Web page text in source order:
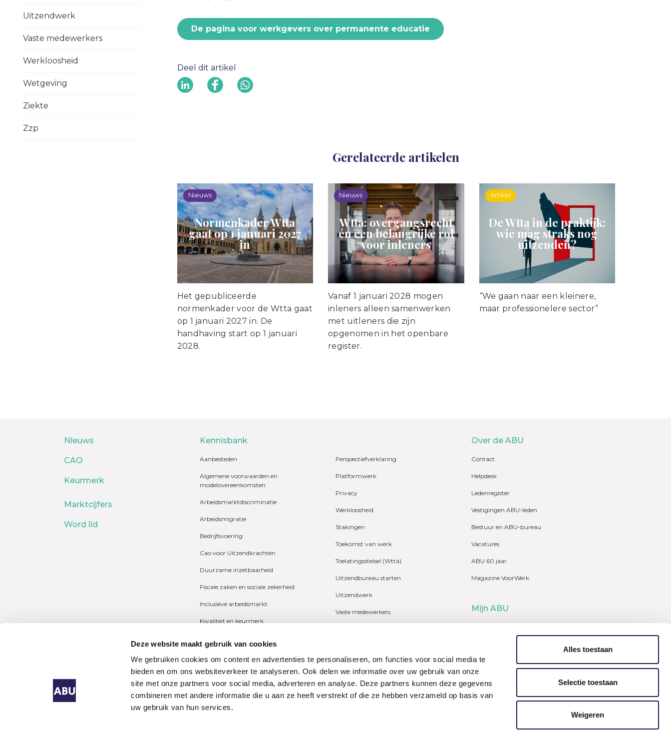
Deze website maakt gebruik van cookies
We gebruiken cookies om content en advertenties te personaliseren, om functies voor social media te
bieden en om ons websiteverkeer te analyseren. Ook delen we informatie over uw gebruik van onze
site met onze partners voor social media, adverteren en analyse. Deze partners kunnen deze gegevens
combineren met andere informatie die u aan ze heeft verstrekt of die ze hebben verzameld op basis van
uw gebruik van hun services.
Alles toestaan
Selectie toestaan
Weigeren
Uitzendwerk
Vaste medewerkers
Werkloosheid
Wetgeving
Ziekte
Zzp
De pagina voor werkgevers over permanente educatie
Deel dit artikel
Gerelateerde artikelen
Nieuws
Normenkader Wtta
gaat op 1 januari 2027
in
Het gepubliceerde
normenkader voor de Wtta gaat
op 1 januari 2027 in. De
handhaving start op 1 januari
2028.
Nieuws
Wtta: overgangsrecht
én een belangrijke rol
voor inleners
Vanaf 1 januari 2028 mogen
inleners alleen samenwerken
met uitleners die zijn
opgenomen in het openbare
register.
Artikel
De Wtta in de praktijk:
wie mag straks nog
uitzenden?
“We gaan naar een kleinere,
maar professionelere sector”
Nieuws
CAO
Keurmerk
Marktcijfers
Word lid
Kennisbank
Aanbesteden
Algemene voorwaarden en
modelovereenkomsten
Arbeidsmarktdiscriminatie
Arbeidsmigratie
Bedrijfsvoering
Cao voor Uitzendkrachten
Duurzame inzetbaarheid
Fiscale zaken en sociale zekerheid
Inclusieve arbeidsmarkt
Kwaliteit en keurmerk
Pensioen
Perspectiefverklaring
Platformwerk
Privacy
Werkloosheid
Stakingen
Toekomst van werk
Toelatingsstelsel (Wtta)
Uitzendbureau starten
Uitzendwerk
Vaste medewerkers
Zzp
Over de ABU
Contact
Helpdesk
Ledenregister
Vestigingen ABU-leden
Bestuur en ABU-bureau
Vacatures
ABU 60 jaar
Magazine VoorWerk
Mijn ABU
Algemene Bond